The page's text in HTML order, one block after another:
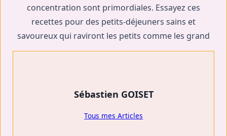
concentration sont primordiales. Essayez ces
recettes pour des petits-déjeuners sains et
savoureux qui raviront les petits comme les grand
Sébastien GOISET
Tous mes Articles